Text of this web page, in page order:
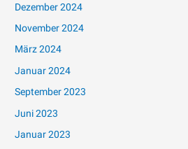
Dezember 2024
November 2024
März 2024
Januar 2024
September 2023
Juni 2023
Januar 2023